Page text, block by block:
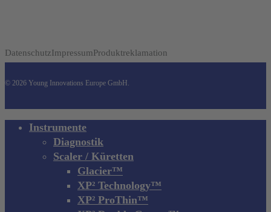
DatenschutzImpressumProduktreklamation
© 2026 Young Innovations Europe GmbH.
Close Instrumente
Diagnostik
Scaler / Küretten
Glacier™
XP² Technology™
XP² ProThin™